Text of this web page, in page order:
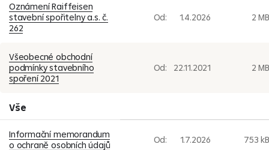
Oznámení Raiffeisen
stavební spořitelny a.s. č.
262
Od: 1.4.2026 2 MB
Všeobecné obchodní
podmínky stavebního
spoření 2021
Od: 22.11.2021 2 MB
Vše
Informační memorandum
o ochraně osobních údajů
Od: 1.7.2026 753 kB